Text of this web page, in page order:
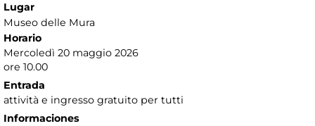
Lugar
Museo delle Mura
Horario
Mercoledì 20 maggio 2026
ore 10.00
Entrada
attività e ingresso gratuito per tutti
Informaciones